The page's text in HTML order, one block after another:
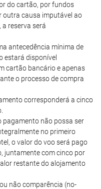
do cartão, por fundos
outra causa imputável ao
reserva será
antecedência mínima de
estará disponível
cartão bancário e apenas
o processo de compra
corresponderá a cinco
pagamento não possa ser
no primeiro
o valor do voo será pago
juntamente com cinco por
restante do alojamento
não comparência (no-